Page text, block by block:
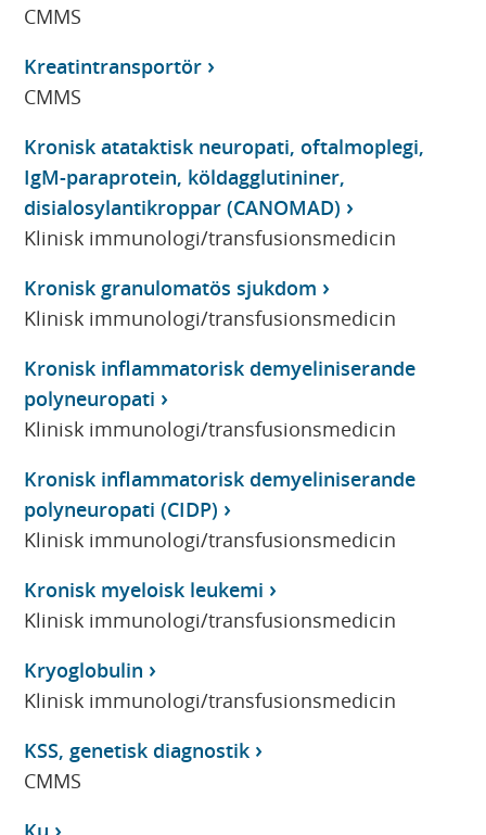
CMMS
Kreatintransportör
CMMS
Kronisk atataktisk neuropati, oftalmoplegi,
IgM-paraprotein, köldagglutininer,
disialosylantikroppar (CANOMAD)
Klinisk immunologi/transfusionsmedicin
Kronisk granulomatös sjukdom
Klinisk immunologi/transfusionsmedicin
Kronisk inflammatorisk demyeliniserande
polyneuropati
Klinisk immunologi/transfusionsmedicin
Kronisk inflammatorisk demyeliniserande
polyneuropati (CIDP)
Klinisk immunologi/transfusionsmedicin
Kronisk myeloisk leukemi
Klinisk immunologi/transfusionsmedicin
Kryoglobulin
Klinisk immunologi/transfusionsmedicin
KSS, genetisk diagnostik
CMMS